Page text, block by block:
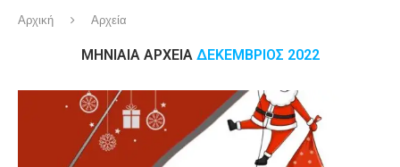
Αρχική Αρχεία
ΜΗΝΙΑΊΑ ΑΡΧΕΊΑ ΔΕΚΈΜΒΡΙΟΣ 2022